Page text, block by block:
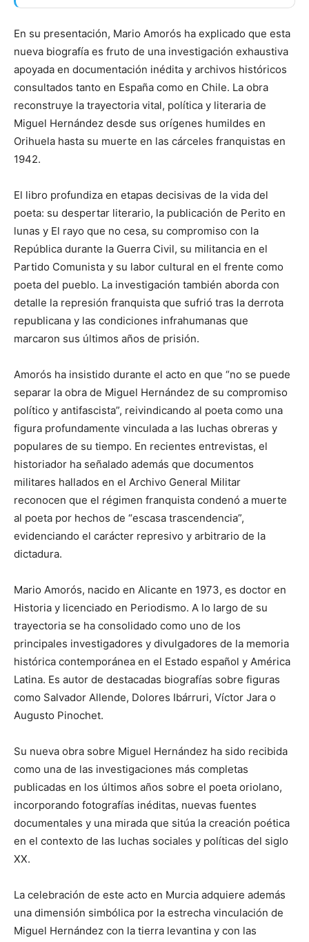
En su presentación, Mario Amorós ha explicado que esta
nueva biografía es fruto de una investigación exhaustiva
apoyada en documentación inédita y archivos históricos
consultados tanto en España como en Chile. La obra
reconstruye la trayectoria vital, política y literaria de
Miguel Hernández desde sus orígenes humildes en
Orihuela hasta su muerte en las cárceles franquistas en
1942.
El libro profundiza en etapas decisivas de la vida del
poeta: su despertar literario, la publicación de Perito en
lunas y El rayo que no cesa, su compromiso con la
República durante la Guerra Civil, su militancia en el
Partido Comunista y su labor cultural en el frente como
poeta del pueblo. La investigación también aborda con
detalle la represión franquista que sufrió tras la derrota
republicana y las condiciones infrahumanas que
marcaron sus últimos años de prisión.
Amorós ha insistido durante el acto en que “no se puede
separar la obra de Miguel Hernández de su compromiso
político y antifascista”, reivindicando al poeta como una
figura profundamente vinculada a las luchas obreras y
populares de su tiempo. En recientes entrevistas, el
historiador ha señalado además que documentos
militares hallados en el Archivo General Militar
reconocen que el régimen franquista condenó a muerte
al poeta por hechos de “escasa trascendencia”,
evidenciando el carácter represivo y arbitrario de la
dictadura.
Mario Amorós, nacido en Alicante en 1973, es doctor en
Historia y licenciado en Periodismo. A lo largo de su
trayectoria se ha consolidado como uno de los
principales investigadores y divulgadores de la memoria
histórica contemporánea en el Estado español y América
Latina. Es autor de destacadas biografías sobre figuras
como Salvador Allende, Dolores Ibárruri, Víctor Jara o
Augusto Pinochet.
Su nueva obra sobre Miguel Hernández ha sido recibida
como una de las investigaciones más completas
publicadas en los últimos años sobre el poeta oriolano,
incorporando fotografías inéditas, nuevas fuentes
documentales y una mirada que sitúa la creación poética
en el contexto de las luchas sociales y políticas del siglo
XX.
La celebración de este acto en Murcia adquiere además
una dimensión simbólica por la estrecha vinculación de
Miguel Hernández con la tierra levantina y con las